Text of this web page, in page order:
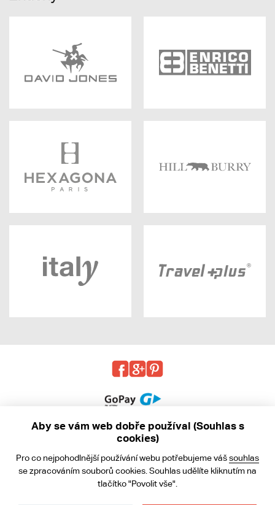
Obchodní podmínky
Ochrana osobních údajů
Aby se vám web dobře používal (Souhlas s
cookies)
Pro co nejpohodlnější používání webu potřebujeme vášsouhlas
se zpracováním souborů cookies. Souhlas udělíte kliknutím na
tlačítko "Povolit vše".